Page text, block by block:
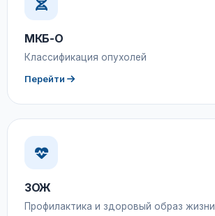
МКБ-О
Классификация опухолей
Перейти
ЗОЖ
Профилактика и здоровый образ жизни